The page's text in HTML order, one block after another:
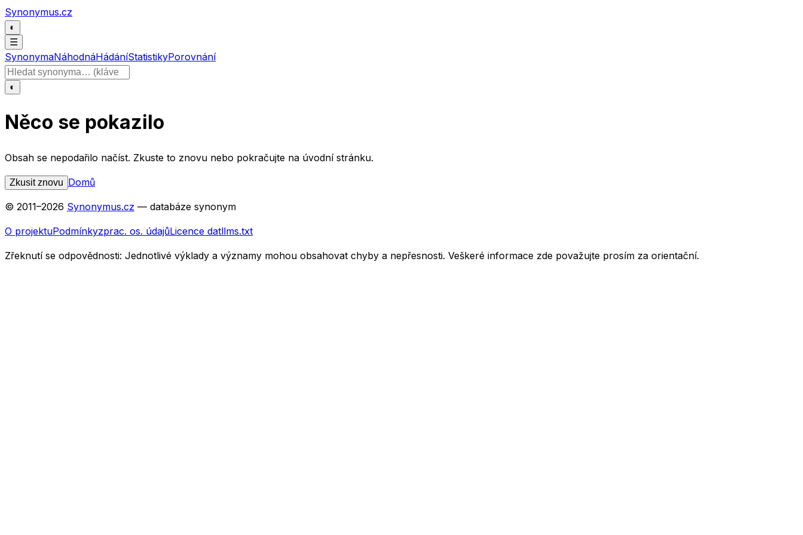
Přeskočit na obsah
Synonymus.cz
◐
☰
SynonymaNáhodnáHádáníStatistikyPorovnání
Hledat slovo
◐
Něco se pokazilo
Obsah se nepodařilo načíst. Zkuste to znovu nebo pokračujte na úvodní stránku.
Zkusit znovu Domů
© 2011–2026 Synonymus.cz — databáze synonym
O projektuPodmínkyzprac. os. údajůLicence datllms.txt
Zřeknutí se odpovědnosti: Jednotlivé výklady a významy mohou obsahovat chyby a nepřesnosti. Veškeré informace zde považujte prosím za orientační.